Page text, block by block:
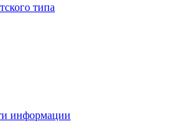
типа
информации